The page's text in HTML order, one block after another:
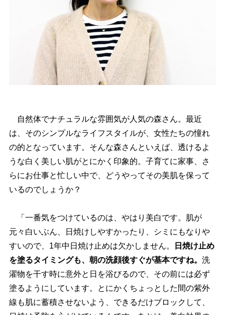
自然体でナチュラルな雰囲気が人気の森さん。最近
は、そのシンプルなライフスタイルが、女性たちの憧れ
の的となっています。そんな森さんといえば、透けるよ
うな白く美しい肌がとにかく印象的。子育てに家事、さ
らにお仕事と忙しい中で、どうやってその美肌を保って
いるのでしょうか？
「一番気をつけているのは、やはり美白です。肌が
元々白いぶん、日焼けしやすかったり、シミにもなり
すいので、1年中日焼け止めは欠かしません。
日焼け止め
を塗るタイミングも、朝の洗顔後すぐが基本ですね。 洗
濯物を干す時に意外と日を浴びるので、その前には必ず
塗るようにしています。とにかくちょっとした間の紫外
線も肌に蓄積させないよう、できるだけブロックして、